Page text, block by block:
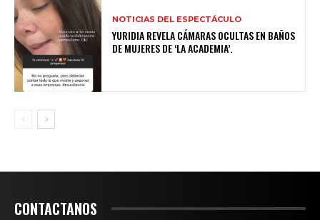
NOTICIAS DEL ESPECTÁCULO
YURIDIA REVELA CÁMARAS OCULTAS EN BAÑOS
DE MUJERES DE ‘LA ACADEMIA’.
CONTACTANOS